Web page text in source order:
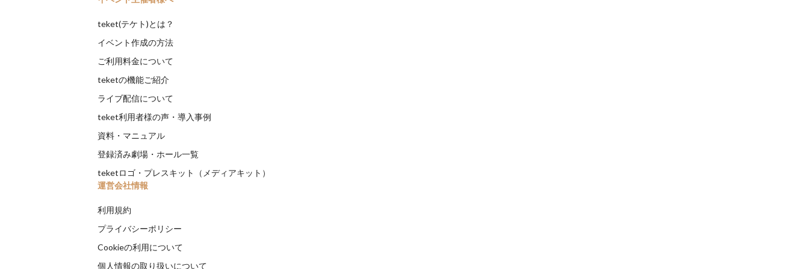
teket(テケト)とは？
イベント作成の方法
ご利用料金について
teketの機能ご紹介
ライブ配信について
teket利用者様の声・導入事例
資料・マニュアル
登録済み劇場・ホール一覧
teketロゴ・プレスキット（メディアキット）
運営会社情報
利用規約
プライバシーポリシー
Cookieの利用について
個人情報の取り扱いについて